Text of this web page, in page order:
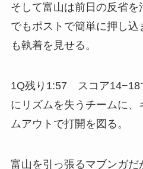
そして富山は前日の反省を
でもポストで簡単に押し
も執着を見せる。
1Q残り1:57 スコア14−18
にリズムを失うチームに、
ムアウトで打開を図る。
富山を引っ張るマブンガだ